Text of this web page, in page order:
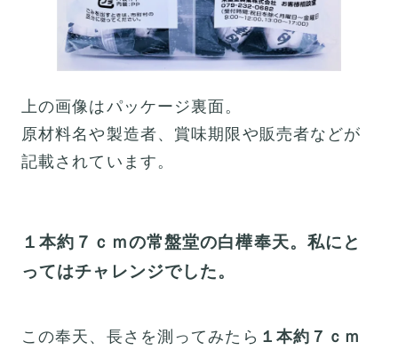
上の画像はパッケージ裏面。
原材料名や製造者、賞味期限や販売者などが
記載されています。
１本約７ｃｍの常盤堂の白樺奉天。私にと
ってはチャレンジでした。
この奉天、長さを測ってみたら １本約７ｃｍ